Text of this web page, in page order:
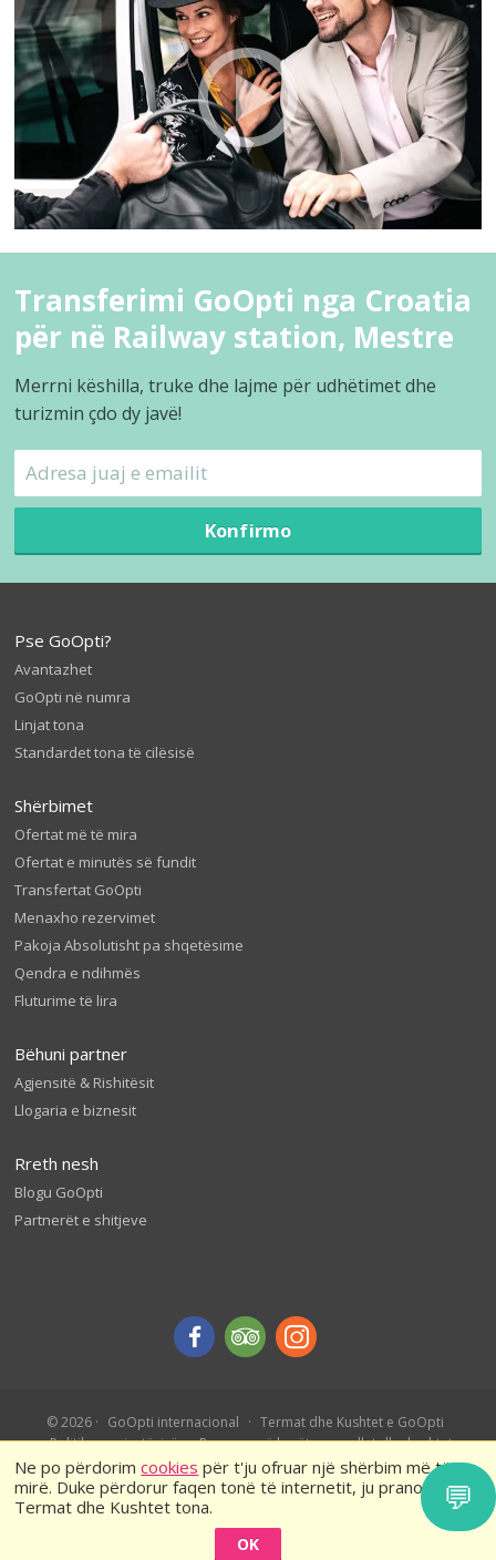
Ne po përdorimcookies për t'ju ofruar një shërbim më të
mirë. Duke përdorur faqen tonë të internetit, ju pranoni
Termat dhe Kushtet tona.
OK
Transferimi GoOpti nga Croatia
për në Railway station, Mestre
Merrni këshilla, truke dhe lajme për udhëtimet dhe
turizmin çdo dy javë!
Konfirmo
Pse GoOpti?
Avantazhet
GoOpti në numra
Linjat tona
Standardet tona të cilësisë
Shërbimet
Ofertat më të mira
Ofertat e minutës së fundit
Transfertat GoOpti
Menaxho rezervimet
Pakoja Absolutisht pa shqetësime
Qendra e ndihmës
Fluturime të lira
Bëhuni partner
Agjensitë & Rishitësit
Llogaria e biznesit
Rreth nesh
Blogu GoOpti
Partnerët e shitjeve
© 2026 GoOpti internacional
Termat dhe Kushtet e GoOpti
Politika e privatësisë
Rezervo më herët – rregullat dhe kushtet
💬